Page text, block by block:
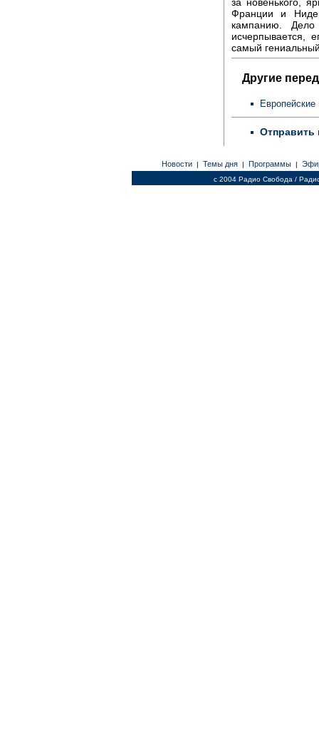
Франции и
кампанию.
исчерпывается,
самый
Другие
Отправить
Новости | Темы дня | Программы |
c 2004 Радио Свобода /